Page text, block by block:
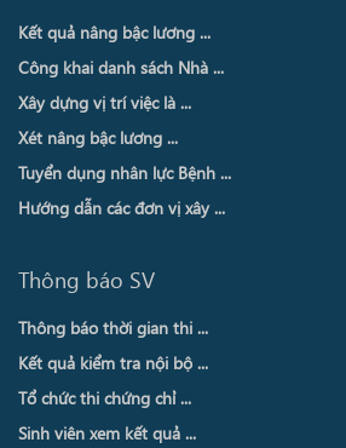
Kết quả nâng bậc lương ...
Công khai danh sách Nhà ...
Xây dựng vị trí việc là ...
Xét nâng bậc lương ...
Tuyển dụng nhân lực Bệnh ...
Hướng dẫn các đơn vị xây ...
Thông báo SV
Thông báo thời gian thi ...
Kết quả kiểm tra nội bộ ...
Tổ chức thi chứng chỉ ...
Sinh viên xem kết quả ...